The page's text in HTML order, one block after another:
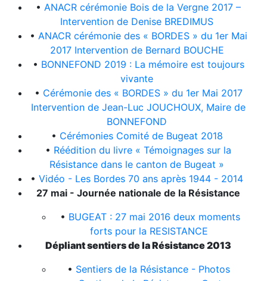
• ANACR cérémonie Bois de la Vergne 2017 –
Intervention de Denise BREDIMUS
• ANACR cérémonie des « BORDES » du 1er Mai
2017 Intervention de Bernard BOUCHE
• BONNEFOND 2019 : La mémoire est toujours
vivante
• Cérémonie des « BORDES » du 1er Mai 2017
Intervention de Jean-Luc JOUCHOUX, Maire de
BONNEFOND
• Cérémonies Comité de Bugeat 2018
• Réédition du livre « Témoignages sur la
Résistance dans le canton de Bugeat »
• Vidéo - Les Bordes 70 ans après 1944 - 2014
27 mai - Journée nationale de la Résistance
• BUGEAT : 27 mai 2016 deux moments
forts pour la RESISTANCE
Dépliant sentiers de la Résistance 2013
• Sentiers de la Résistance - Photos